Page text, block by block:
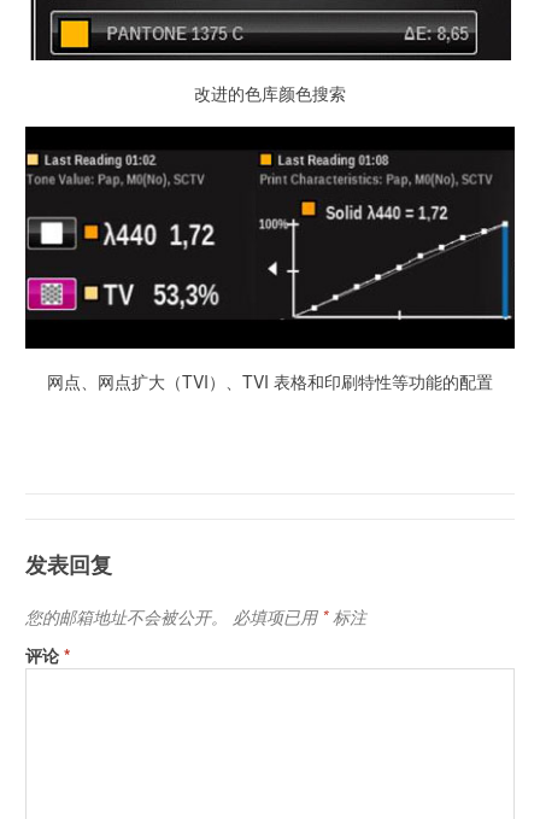
改进的色库颜色搜索
网点、网点扩大（TVI）、TVI 表格和印刷特性等功能的配置
发表回复
您的邮箱地址不会被公开。 必填项已用 *标注
评论*